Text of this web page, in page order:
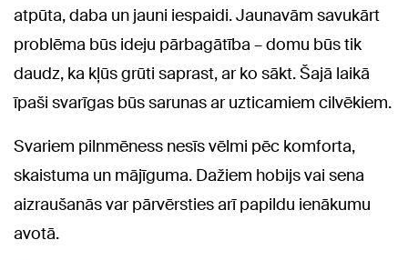
atpūta, daba un jauni iespaidi. Jaunavām savukārt
problēma būs ideju pārbagātība – domu būs tik
daudz, ka kļūs grūti saprast, ar ko sākt. Šajā laikā
īpaši svarīgas būs sarunas ar uzticamiem cilvēkiem.
Svariem pilnmēness nesīs vēlmi pēc komforta,
skaistuma un mājīguma. Dažiem hobijs vai sena
aizraušanās var pārvērsties arī papildu ienākumu
avotā.